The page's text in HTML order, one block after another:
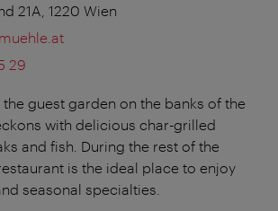
21A, 1220 Wien
29
guest garden on the banks of the
with delicious char-grilled
and fish. During the rest of the
is the ideal place to enjoy
seasonal specialties.